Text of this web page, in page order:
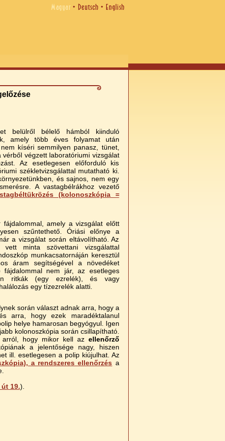
belülről bélelő hámból kiinduló
amely több éves folyamat után
kíséri semmilyen panasz, tünet,
végzett laboratóriumi vizsgálat
Az esetlegesen előforduló kis
székletvizsgálattal mutatható ki.
és sajnos, nem egy
A vastagbélrákhoz vezető
(kolonoszkópia =
amely a vizsgálat előtt
szűntethető. Óriási előnye a
a vizsgálat során eltávolítható. Az
minta szövettani vizsgálattal
munkacsatornáján keresztül
áram segítségével a növedéket
fájdalommal nem jár, az esetleges
ritkák (egy ezrelék), és vagy
egy tízezrelék alatti.
során választ adnak arra, hogy a
arra, hogy ezek maradéktalanul
helye hamarosan begyógyul. Igen
kolonoszkópia során csillapítható.
arról, hogy mikor kell az ellenőrző
a jelentősége nagy, hiszen
ill. esetlegesen a polip kiújulhat. Az
a rendszeres ellenőrzés a
19.).